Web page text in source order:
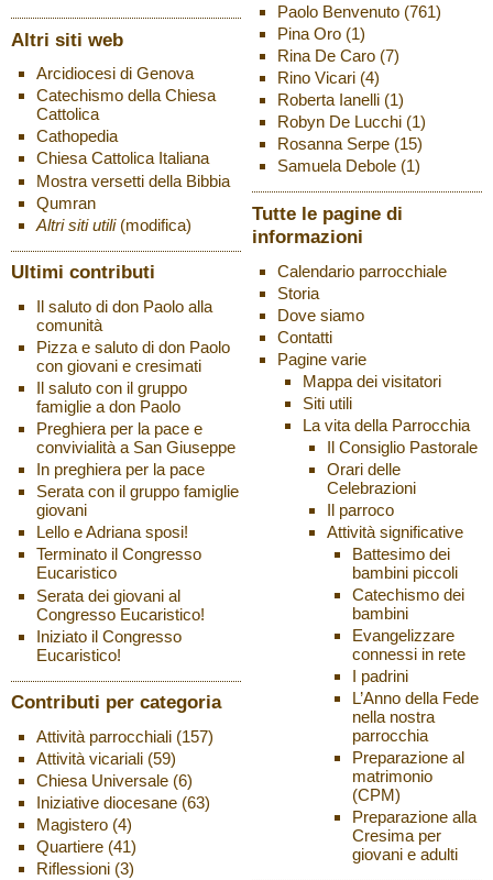
Altri siti web
Arcidiocesi di Genova
Catechismo della Chiesa
Cattolica
Cathopedia
Chiesa Cattolica Italiana
Mostra versetti della Bibbia
Qumran
Altri siti utili (modifica)
Ultimi contributi
Il saluto di don Paolo alla
comunità
Pizza e saluto di don Paolo
con giovani e cresimati
Il saluto con il gruppo
famiglie a don Paolo
Preghiera per la pace e
convivialità a San Giuseppe
In preghiera per la pace
Serata con il gruppo famiglie
giovani
Lello e Adriana sposi!
Terminato il Congresso
Eucaristico
Serata dei giovani al
Congresso Eucaristico!
Iniziato il Congresso
Eucaristico!
Contributi per categoria
Attività parrocchiali(157)
Attività vicariali(59)
Chiesa Universale(6)
Iniziative diocesane(63)
Magistero(4)
Quartiere(41)
Riflessioni(3)
Paolo Benvenuto(761)
Pina Oro(1)
Rina De Caro(7)
Rino Vicari(4)
Roberta Ianelli(1)
Robyn De Lucchi(1)
Rosanna Serpe(15)
Samuela Debole(1)
Tutte le pagine di
informazioni
Calendario parrocchiale
Storia
Dove siamo
Contatti
Pagine varie
Mappa dei visitatori
Siti utili
La vita della Parrocchia
Il Consiglio Pastorale
Orari delle
Celebrazioni
Il parroco
Attività significative
Battesimo dei
bambini piccoli
Catechismo dei
bambini
Evangelizzare
connessi in rete
I padrini
L’Anno della Fede
nella nostra
parrocchia
Preparazione al
matrimonio
(CPM)
Preparazione alla
Cresima per
giovani e adulti